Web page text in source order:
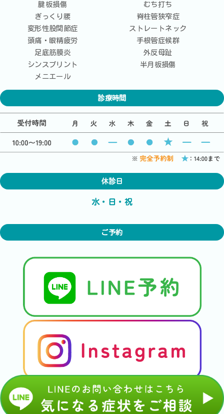
腱板損傷
むち打ち
ぎっくり腰
脊柱管狭窄症
変形性股関節症
ストレートネック
頭痛・眼精疲労
手根管症候群
足底筋膜炎
外反母趾
シンスプリント
半月板損傷
メニエール
診療時間
休診日
水・日・祝
ご予約
© 美骨整復くるみの実.